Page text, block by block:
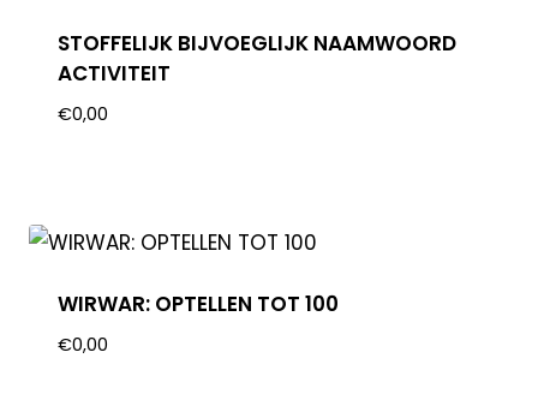
STOFFELIJK BIJVOEGLIJK NAAMWOORD
ACTIVITEIT
€0,00
WIRWAR: OPTELLEN TOT 100
€0,00